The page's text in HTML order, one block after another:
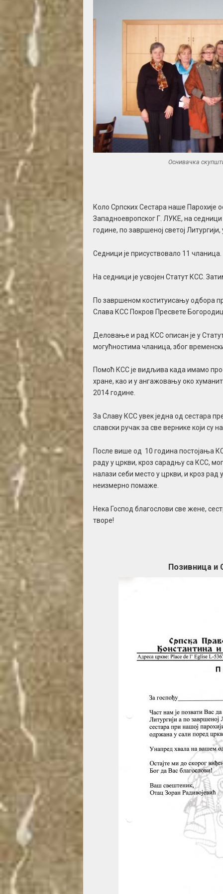
Оснивачка
Коло Српских Сестара наше Парохије
Западноевропског Г. ЛУКЕ, на
године, по завршеној светој
Седници је присуствовало 11 чланица.
На седници је усвојен Статут КСС.
По завршеном коституисању одбора
Слава КСС Покров Пресвете
Деловање и рад КСС описан је у
могућностима чланица, због
Помоћ КСС је видљива када имамо
хране, као и у ангажовању око
2014 године.
За Славу КСС увек једна од сестара
славски ручак за све вернике који су
После више од 10 година постојања
раду у цркви, кроз сарадњу са КСС,
налази себи место у цркви, и кроз рад
неизмерно помаже.
Нека Господ благослови све жене,
творе!
Позивница и